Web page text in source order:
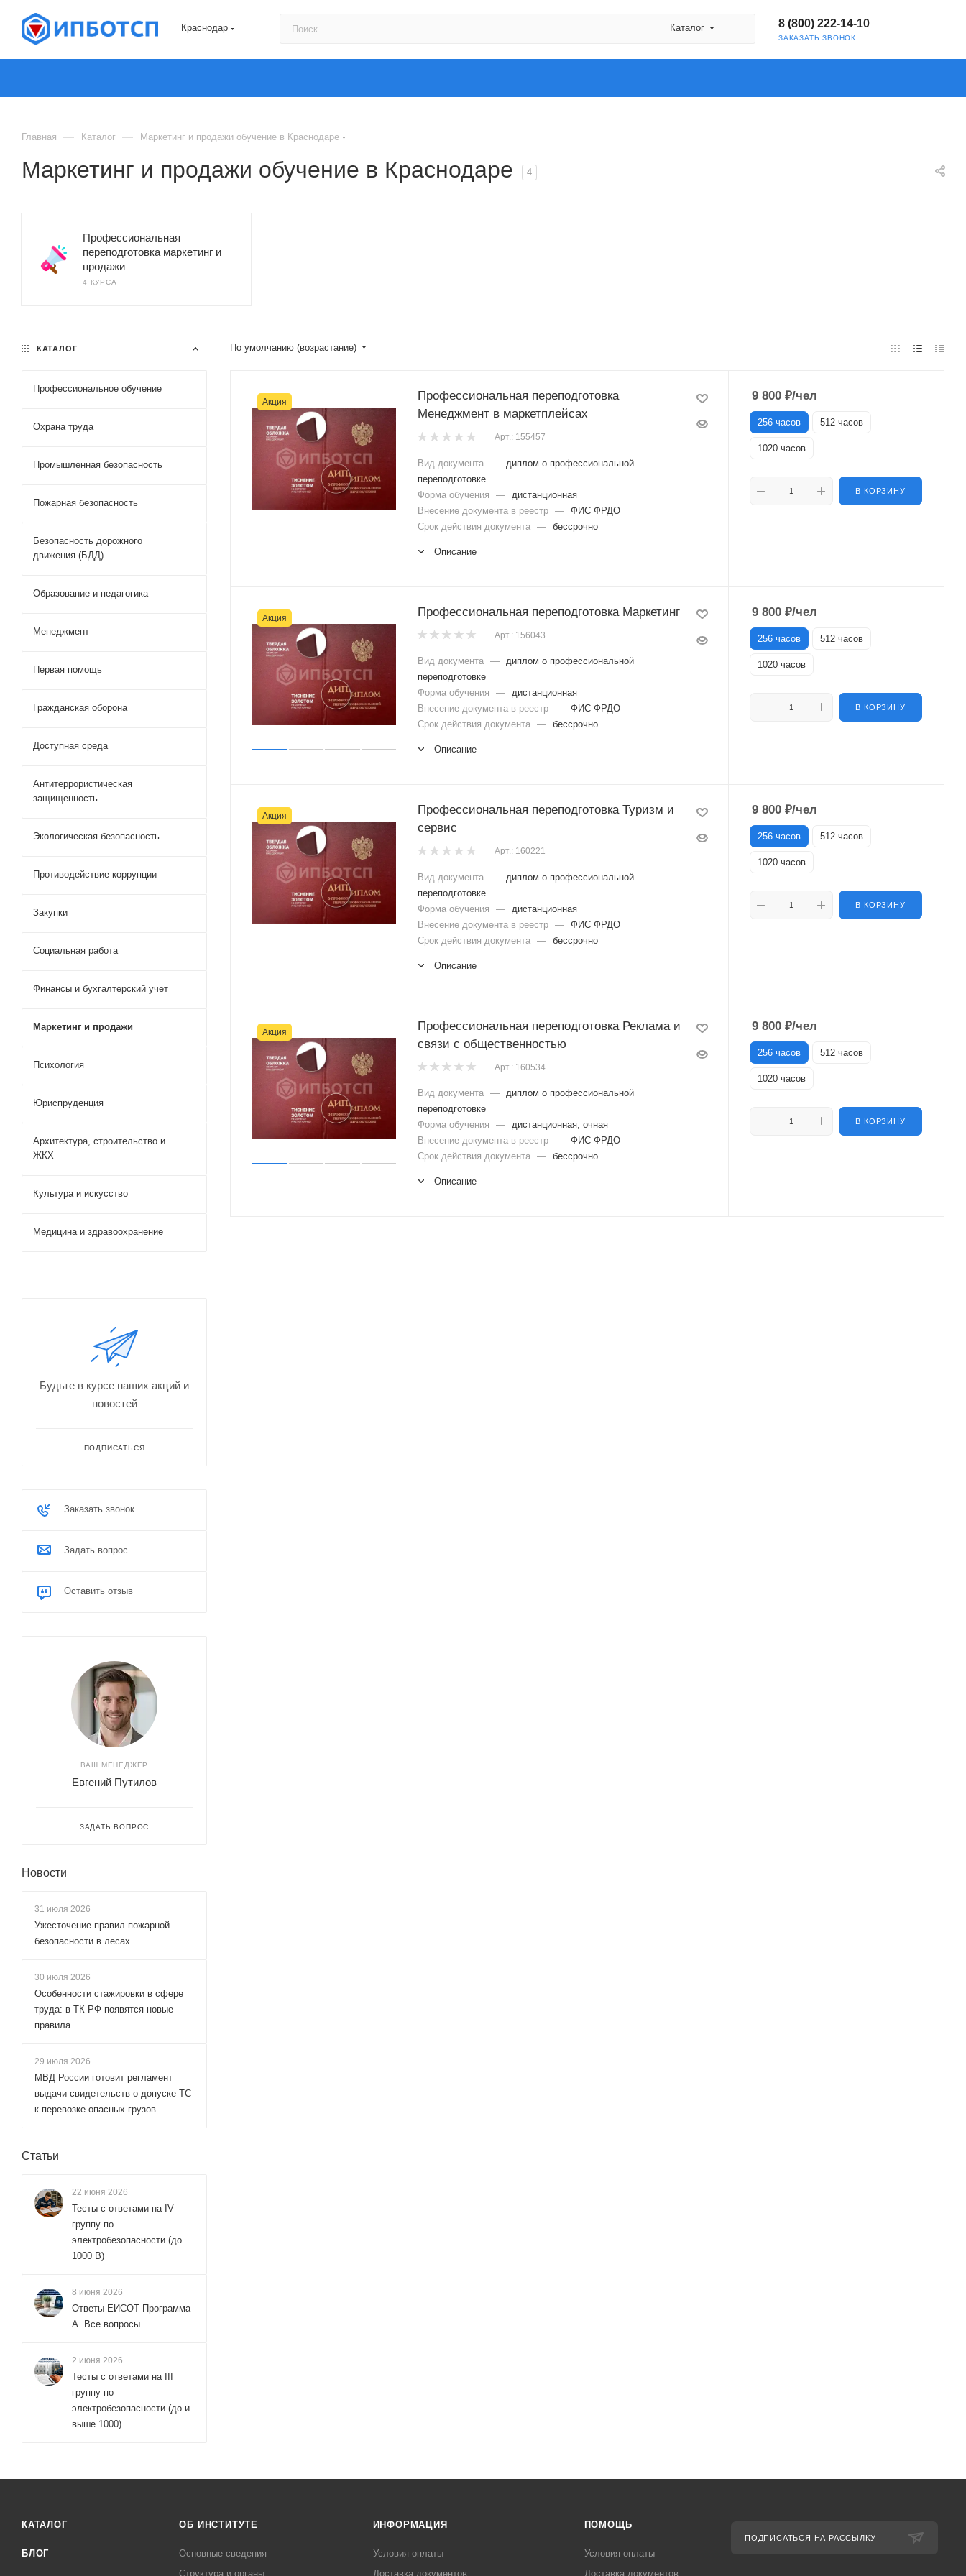
Краснодар Каталог 8 (800) 222-14-10
ЗАКАЗАТЬ ЗВОНОК
Главная — Каталог — Маркетинг и продажи обучение в Краснодаре
Маркетинг и продажи обучение в Краснодаре 4
Профессиональная
переподготовка маркетинг и
продажи
4 КУРСА
По умолчанию (возрастание)
Акция
Профессиональная переподготовка
Менеджмент в маркетплейсах
Арт.: 155457
Вид документа —
диплом о профессиональной
переподготовке
Форма обучения
—
дистанционная
Внесение документа в реестр — ФИС ФРДО
Срок действия документа — бессрочно
Описание
9 800 ₽/чел
256 часов 512 часов
1020 часов
В КОРЗИНУ
Акция Профессиональная переподготовка Маркетинг
Арт.: 156043
Вид документа — диплом о профессиональной
переподготовке
Форма обучения
— дистанционная
Внесение документа в реестр — ФИС ФРДО
Срок действия документа — бессрочно
Описание
9 800 ₽/чел
256 часов 512 часов
1020 часов
В КОРЗИНУ
Акция
Профессиональная переподготовка Туризм и
сервис
Арт.: 160221
Вид документа —
диплом о профессиональной
переподготовке
Форма обучения
—
дистанционная
Внесение документа в реестр — ФИС ФРДО
Срок действия документа — бессрочно
Описание
9 800 ₽/чел
256 часов 512 часов
1020 часов
В КОРЗИНУ
Акция
Профессиональная переподготовка Реклама и
связи с общественностью
Арт.: 160534
Вид документа — диплом о профессиональной
переподготовке
Форма обучения
— дистанционная, очная
Внесение документа в реестр — ФИС ФРДО
Срок действия документа — бессрочно
Описание
9 800 ₽/чел
256 часов 512 часов
1020 часов
В КОРЗИНУ
КАТАЛОГ
Профессиональное обучение
Охрана труда
Промышленная безопасность
Пожарная безопасность
Безопасность дорожного
движения (БДД)
Образование и педагогика
Менеджмент
Первая помощь
Гражданская оборона
Доступная среда
Антитеррористическая
защищенность
Экологическая безопасность
Противодействие коррупции
Закупки
Социальная работа
Финансы и бухгалтерский учет
Маркетинг и продажи
Психология
Юриспруденция
Архитектура, строительство и
ЖКХ
Культура и искусство
Медицина и здравоохранение
Будьте в курсе наших акций и
новостей
ПОДПИСАТЬСЯ
Заказать звонок
Задать вопрос
Оставить отзыв
ВАШ МЕНЕДЖЕР
Евгений Путилов
ЗАДАТЬ ВОПРОС
Новости
31 июля 2026
Ужесточение правил пожарной
безопасности в лесах
30 июля 2026
Особенности стажировки в сфере
труда: в ТК РФ появятся новые
правила
29 июля 2026
МВД России готовит регламент
выдачи свидетельств о допуске ТС
к перевозке опасных грузов
Статьи
22 июня 2026
Тесты с ответами на IV
группу по
электробезопасности (до
1000 В)
8 июня 2026
Ответы ЕИСОТ Программа
А. Все вопросы.
2 июня 2026
Тесты с ответами на III
группу по
электробезопасности (до и
выше 1000)
КАТАЛОГ
БЛОГ
ОБ ИНСТИТУТЕ
Основные сведения
Структура и органы
ИНФОРМАЦИЯ
Условия оплаты
Доставка документов
ПОМОЩЬ
Условия оплаты
Доставка документов
ПОДПИСАТЬСЯ НА РАССЫЛКУ